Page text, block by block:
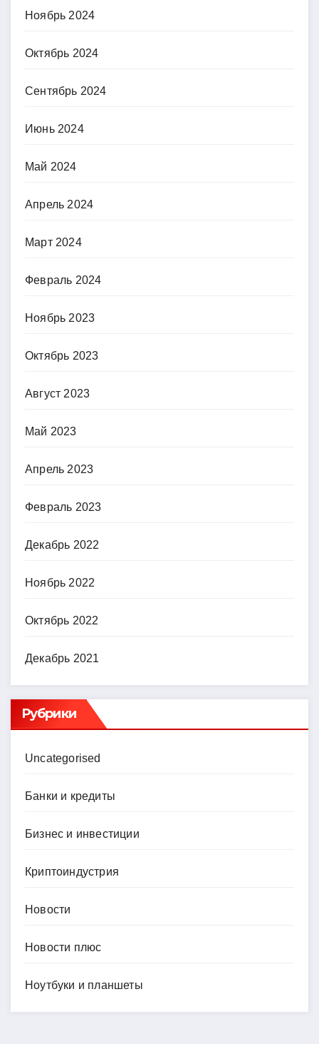
Ноябрь 2024
Октябрь 2024
Сентябрь 2024
Июнь 2024
Май 2024
Апрель 2024
Март 2024
Февраль 2024
Ноябрь 2023
Октябрь 2023
Август 2023
Май 2023
Апрель 2023
Февраль 2023
Декабрь 2022
Ноябрь 2022
Октябрь 2022
Декабрь 2021
Рубрики
Uncategorised
Банки и кредиты
Бизнес и инвестиции
Криптоиндустрия
Новости
Новости плюс
Ноутбуки и планшеты